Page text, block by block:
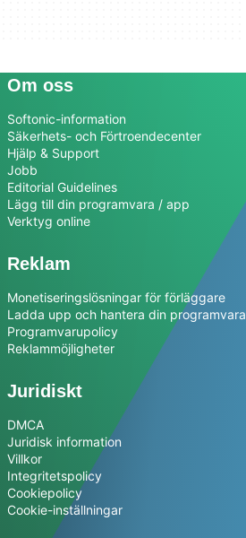
Om oss
Softonic-information
Säkerhets- och Förtroendecenter
Hjälp & Support
Jobb
Editorial Guidelines
Lägg till din programvara / app
Verktyg online
Reklam
Monetiseringslösningar för förläggare
Ladda upp och hantera din programvara
Programvarupolicy
Reklammöjligheter
Juridiskt
DMCA
Juridisk information
Villkor
Integritetspolicy
Cookiepolicy
Cookie-inställningar